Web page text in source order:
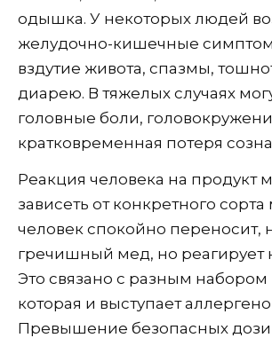
одышка. У некоторых людей
желудочно-кишечные
вздутие живота, спазмы,
диарею. В тяжелых случаях
головные боли,
кратковременная потеря
Реакция человека на продукт
зависеть от конкретного
человек спокойно переносит,
гречишный мед, но реагирует
Это связано с разным
которая и выступает
Превышение безопасных